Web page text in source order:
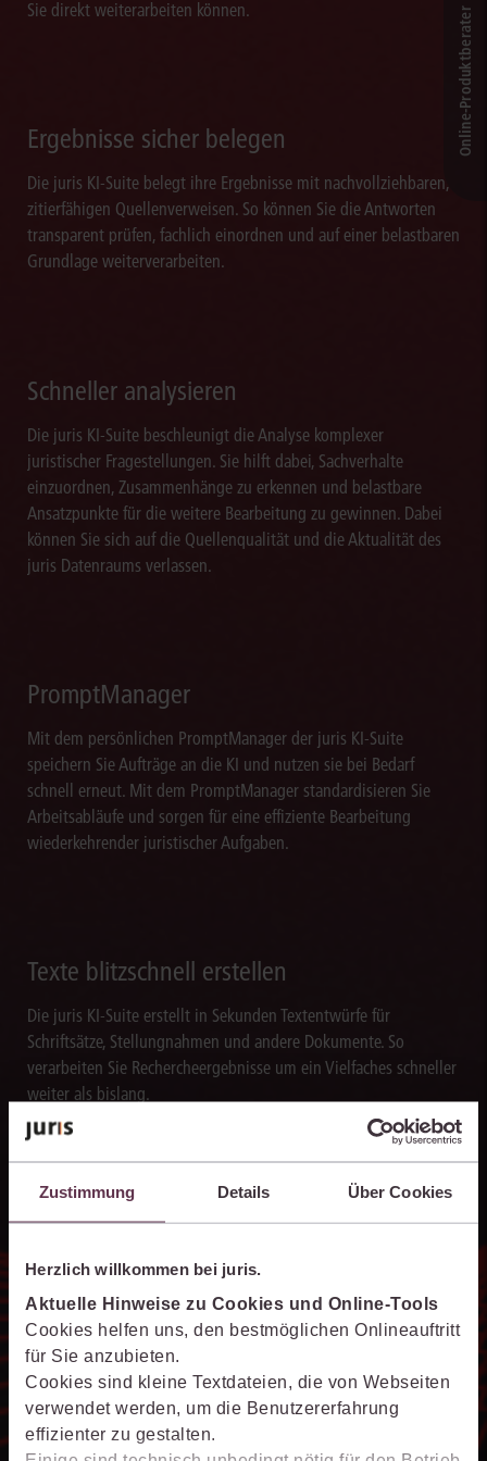
Zustimmung Details Über Cookies
Herzlich willkommen bei juris.
Aktuelle Hinweise zu Cookies und Online-Tools
Cookies helfen uns, den bestmöglichen Onlineauftritt
für Sie anzubieten.
Cookies sind kleine Textdateien, die von Webseiten
verwendet werden, um die Benutzererfahrung
effizienter zu gestalten.
Sie direkt weiterarbeiten können.
Ergebnisse sicher belegen
Die juris KI-Suite belegt ihre Ergebnisse mit nachvollziehbaren,
zitierfähigen Quellenverweisen. So können Sie die Antworten
transparent prüfen, fachlich einordnen und auf einer belastbaren
Grundlage weiterverarbeiten.
Schneller analysieren
Die juris KI-Suite beschleunigt die Analyse komplexer
juristischer Fragestellungen. Sie hilft dabei, Sachverhalte
einzuordnen, Zusammenhänge zu erkennen und belastbare
Ansatzpunkte für die weitere Bearbeitung zu gewinnen. Dabei
können Sie sich auf die Quellenqualität und die Aktualität des
juris Datenraums verlassen.
PromptManager
Mit dem persönlichen PromptManager der juris KI-Suite
speichern Sie Aufträge an die KI und nutzen sie bei Bedarf
schnell erneut. Mit dem PromptManager standardisieren Sie
Arbeitsabläufe und sorgen für eine effiziente Bearbeitung
wiederkehrender juristischer Aufgaben.
Texte blitzschnell erstellen
Die juris KI-Suite erstellt in Sekunden Textentwürfe für
Schriftsätze, Stellungnahmen und andere Dokumente. So
verarbeiten Sie Rechercheergebnisse um ein Vielfaches schneller
weiter als bislang.
15 Minuten Live-Demo zur juris KI-
Suite
Erfahren Sie, wie die juris KI-Suite Ihre Arbeit
unterstützt – live erklärt und auf Ihre Praxis
zugeschnitten.
Jetzt Live-Demo buchen
Online-Produkt­berater